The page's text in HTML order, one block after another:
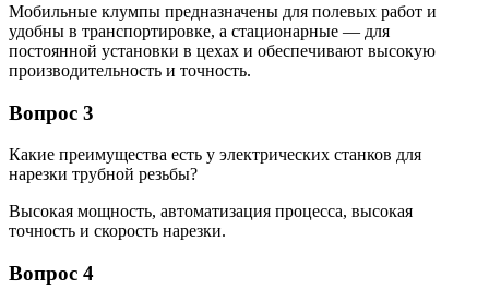
Мобильные клумпы предназначены для полевых работ и
удобны в транспортировке, а стационарные — для
постоянной установки в цехах и обеспечивают высокую
производительность и точность.
Вопрос 3
Какие преимущества есть у электрических станков для
нарезки трубной резьбы?
Высокая мощность, автоматизация процесса, высокая
точность и скорость нарезки.
Вопрос 4